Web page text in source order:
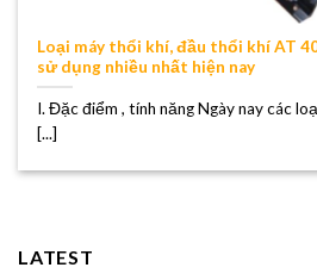
Loại máy thổi khí, đầu thổi khí AT
sử dụng nhiều nhất hiện nay
I. Đặc điểm , tính năng Ngày nay các
[...]
LATEST